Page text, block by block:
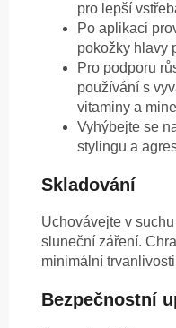
pro lepší
Po aplikaci
pokožky hlavy
Pro podporu
používání s
vitaminy a
Vyhýbejte se
stylingu a
Skladování
Uchovávejte v
sluneční záření.
minimální
Bezpečnostní